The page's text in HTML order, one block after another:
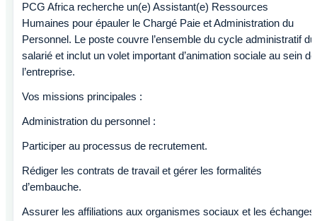
PCG Africa recherche un(e) Assistant(e) Ressources
Humaines pour épauler le Chargé Paie et Administration du
Personnel. Le poste couvre l’ensemble du cycle administratif du
salarié et inclut un volet important d’animation sociale au sein de
l’entreprise.
Vos missions principales :
Administration du personnel :
Participer au processus de recrutement.
Rédiger les contrats de travail et gérer les formalités
d’embauche.
Assurer les affiliations aux organismes sociaux et les échanges